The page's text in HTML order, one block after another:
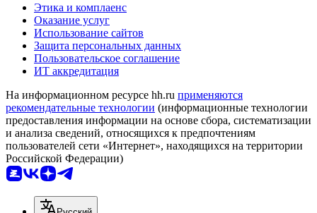
Этика и комплаенс
Оказание услуг
Использование сайтов
Защита персональных данных
Пользовательское соглашение
ИТ аккредитация
На информационном ресурсе hh.ru применяются
рекомендательные технологии (информационные технологии
предоставления информации на основе сбора, систематизации
и анализа сведений, относящихся к предпочтениям
пользователей сети «Интернет», находящихся на территории
Российской Федерации)